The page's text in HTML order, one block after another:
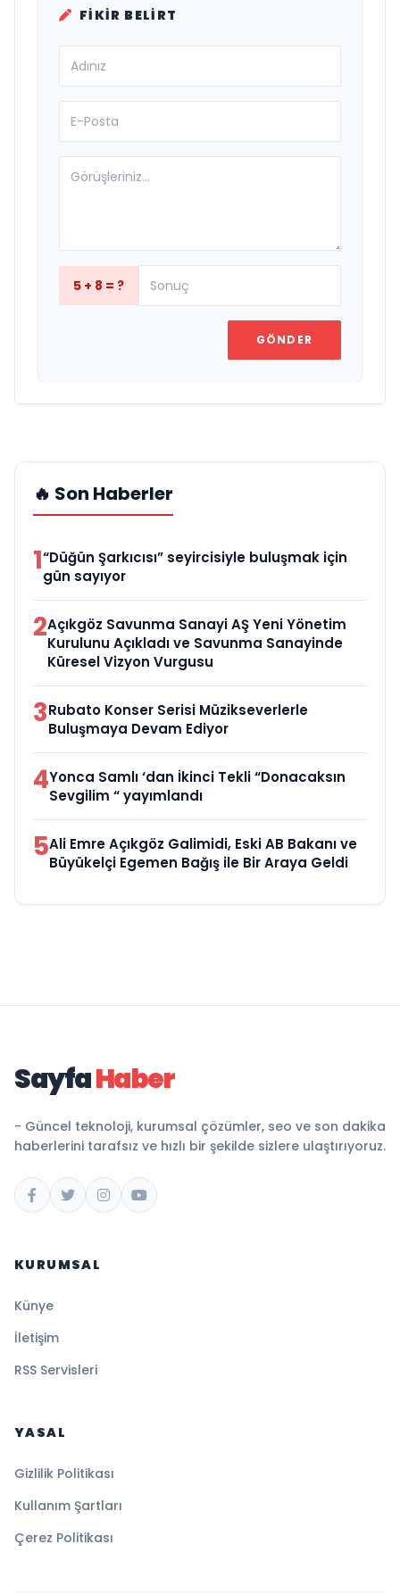
FIKIR BELIRT
5 + 8 = ?
GÖNDER
🔥 Son Haberler
1“Düğün Şarkıcısı” seyircisiyle buluşmak için
gün sayıyor
2Açıkgöz Savunma Sanayi AŞ Yeni Yönetim
Kurulunu Açıkladı ve Savunma Sanayinde
Küresel Vizyon Vurgusu
3Rubato Konser Serisi Müzikseverlerle
Buluşmaya Devam Ediyor
4Yonca Samlı ‘dan İkinci Tekli “Donacaksın
Sevgilim “ yayımlandı
5Ali Emre Açıkgöz Galimidi, Eski AB Bakanı ve
Büyükelçi Egemen Bağış ile Bir Araya Geldi
SayfaHaber
- Güncel teknoloji, kurumsal çözümler, seo ve son dakika
haberlerini tarafsız ve hızlı bir şekilde sizlere ulaştırıyoruz.
KURUMSAL
Künye
İletişim
RSS Servisleri
YASAL
Gizlilik Politikası
Kullanım Şartları
Çerez Politikası